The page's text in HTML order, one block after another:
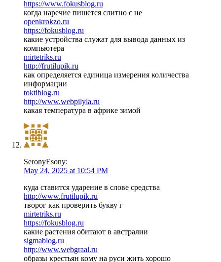
https://www.fokusblog.ru
когда наречие пишется слитно с не
openkrokzo.ru
https://fokusblog.ru
какие устройства служат для вывода данных из
компьютера
mirtetriks.ru
http://frutilupik.ru
как определяется единица измерения количества
информации
toktiblog.ru
http://www.webpilyla.ru
какая температура в африке зимой
SeronyEsony:
May 24, 2025 at 10:54 PM
куда ставится ударение в слове средства
http://www.frutilupik.ru
творог как проверить букву г
mirtetriks.ru
https://fokusblog.ru
какие растения обитают в австралии
sigmablog.ru
http://www.webgraal.ru
образы крестьян кому на руси жить хорошо